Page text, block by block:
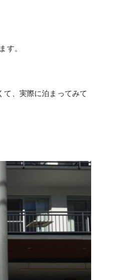
す。
て、実際に泊まってみて